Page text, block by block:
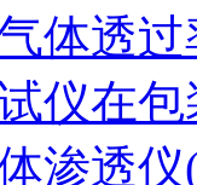
体透
仪在
渗透